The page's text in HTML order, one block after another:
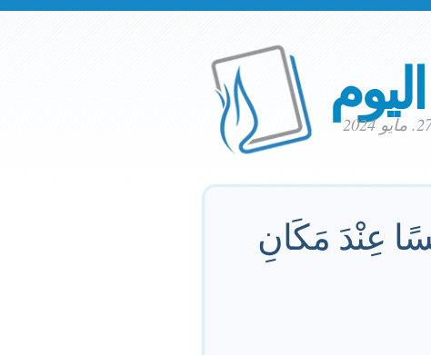
عِنْدَ مَكَانِ